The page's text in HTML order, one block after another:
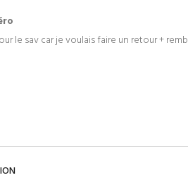
le sav car je voulais faire un retour +